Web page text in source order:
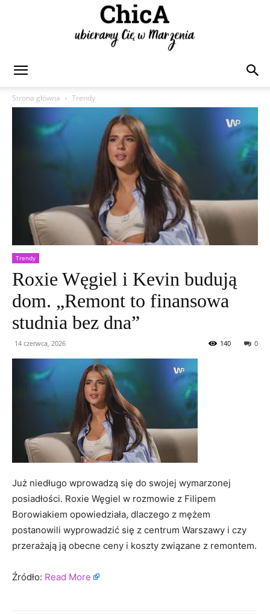
Strona główna
Trendy
Trendy
Roxie Węgiel i Kevin budują
dom. „Remont to finansowa
studnia bez dna”
14 czerwca, 2026 0
140
Już niedługo wprowadzą się do swojej wymarzonej
posiadłości. Roxie Węgiel w rozmowie z Filipem
Borowiakiem opowiedziała, dlaczego z mężem
postanowili wyprowadzić się z centrum Warszawy i czy
przerażają ją obecne ceny i koszty związane z remontem.
Źródło: Read More